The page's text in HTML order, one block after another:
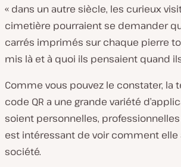
« dans un autre siècle, les curieux
cimetière pourraient se demander
carrés imprimés sur chaque pierre
mis là et à quoi ils pensaient quand
Comme vous pouvez le constater, la
code QR a une grande variété
soient personnelles,
est intéressant de voir comment
société.